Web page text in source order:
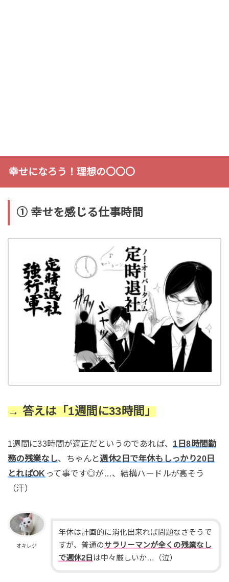
幸せになろう！理想の〇〇〇
① 幸せを感じる仕事時間
→ 答えは「1週間に33時間」
1週間に33時間が適正だというのであれば、 1日8時間勤
務の残業なし、ちゃんと週休2日で年休もしっかり20日
とればOK って事です◎が…、結構ハードルが高そう
（汗）
オキレジ
年休は計画的に消化出来れば問題なさそうで
すが、普通のサラリーマンが全くの残業なし
で週休2日 は中々厳しいか…（泣）